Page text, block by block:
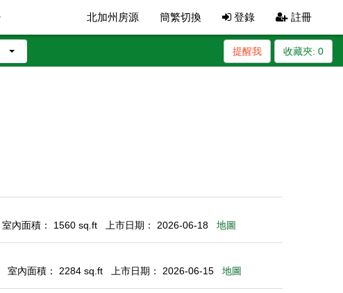
北加州房源 簡繁切換 登錄 註冊
收藏夾: 0
提醒我
室內面積： 1560 sq.ft 上市日期： 2026-06-18 地圖
室內面積： 2284 sq.ft 上市日期： 2026-06-15 地圖